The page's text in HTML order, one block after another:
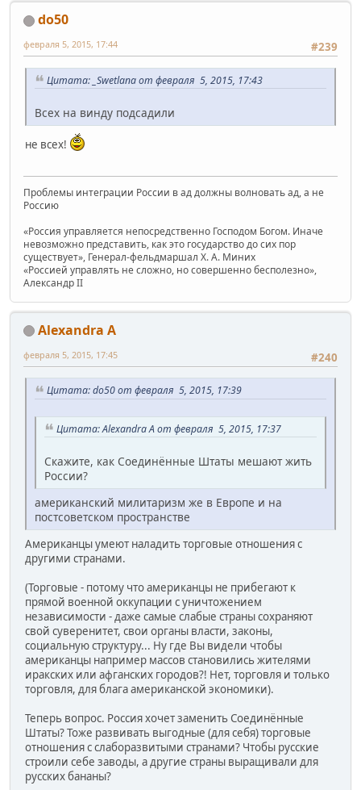
do50
#239
февраля 5, 2015, 17:44
Цитата: _Swetlana от февраля 5, 2015, 17:43
Всех на винду подсадили
не всех!
Проблемы интеграции России в ад должны волновать ад, а не
Россию
«Россия управляется непосредственно Господом Богом. Иначе
невозможно представить, как это государство до сих пор
существует», Генерал-фельдмаршал Х. А. Миних
«Россией управлять не сложно, но совершенно бесполезно»,
Александр II
Alexandra A
#240
февраля 5, 2015, 17:45
Цитата: do50 от февраля 5, 2015, 17:39
Цитата: Alexandra A от февраля 5, 2015, 17:37
Скажите, как Соединённые Штаты мешают жить
России?
американский милитаризм же в Европе и на
постсоветском пространстве
Американцы умеют наладить торговые отношения с
другими странами.
(Торговые - потому что американцы не прибегают к
прямой военной оккупации с уничтожением
независимости - даже самые слабые страны сохраняют
свой суверенитет, свои органы власти, законы,
социальную структуру... Ну где Вы видели чтобы
американцы например массов становились жителями
иракских или афганских городов?! Нет, торговля и только
торговля, для блага американской экономики).
Теперь вопрос. Россия хочет заменить Соединённые
Штаты? Тоже развивать выгодные (для себя) торговые
отношения с слаборазвитыми странами? Чтобы русские
строили себе заводы, а другие страны выращивали для
русских бананы?